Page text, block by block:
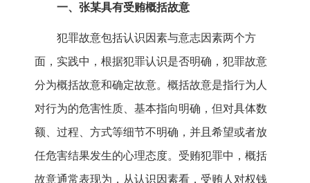
一、张某具有受贿概括故意
犯罪故意包括认识因素与意志因素两个方
面，实践中，根据犯罪认识是否明确，犯罪故意
分为概括故意和确定故意。概括故意是指行为人
对行为的危害性质、基本指向明确，但对具体数
额、过程、方式等细节不明确，并且希望或者放
任危害结果发生的心理态度。受贿犯罪中，概括
故意通常表现为，从认识因素看，受贿人对权钱